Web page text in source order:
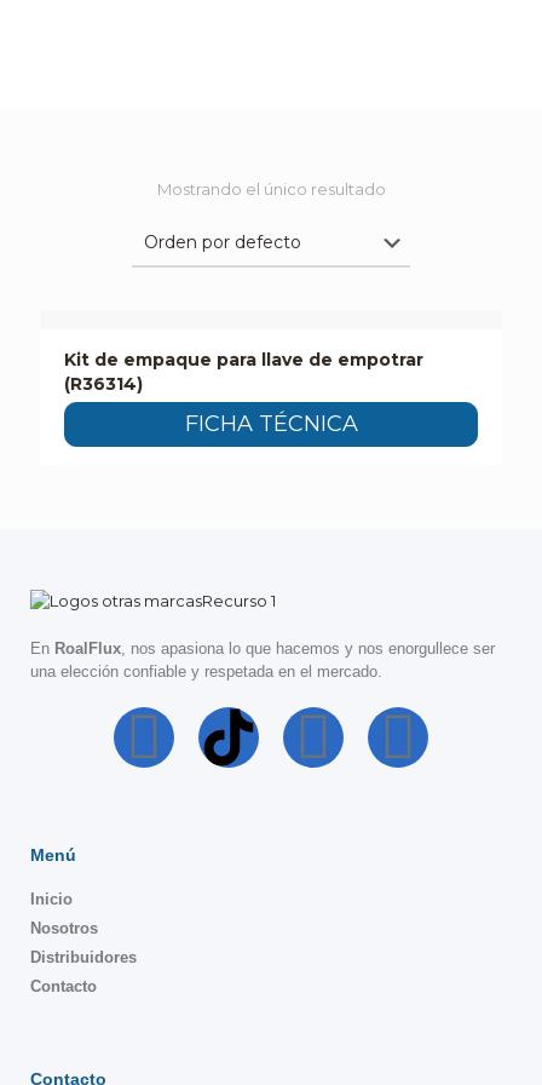
Mostrando el único resultado
Kit de empaque para llave de empotrar
(R36314)
FICHA TÉCNICA
En RoalFlux, nos apasiona lo que hacemos y nos enorgullece ser
una elección confiable y respetada en el mercado.
Menú
Inicio
Nosotros
Distribuidores
Contacto
Contacto